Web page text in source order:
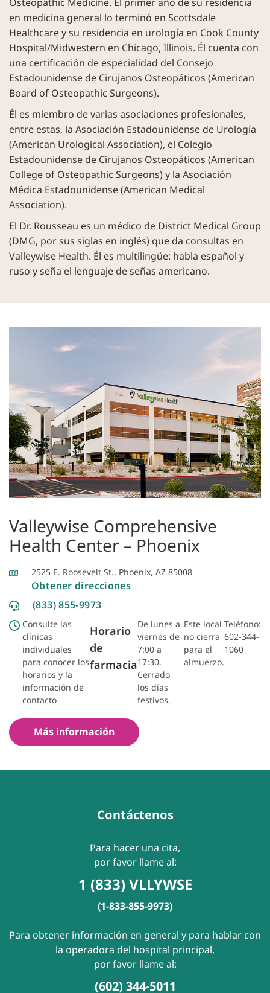
en medicina general lo terminó en Scottsdale
Healthcare y su residencia en urología en Cook County
Hospital/Midwestern en Chicago, Illinois. Él cuenta con
una certificación de especialidad del Consejo
Estadounidense de Cirujanos Osteopáticos (American
Board of Osteopathic Surgeons).
Él es miembro de varias asociaciones profesionales,
entre estas, la Asociación Estadounidense de Urología
(American Urological Association), el Colegio
Estadounidense de Cirujanos Osteopáticos (American
College of Osteopathic Surgeons) y la Asociación
Médica Estadounidense (American Medical
Association).
El Dr. Rousseau es un médico de District Medical Group
(DMG, por sus siglas en inglés) que da consultas en
Valleywise Health. Él es multilingüe: habla español y
ruso y seña el lenguaje de señas americano.
Valleywise Comprehensive
Health Center – Phoenix
2525 E. Roosevelt St., Phoenix, AZ 85008
Obtener direcciones
(833) 855-9973
Consulte las
clínicas
individuales
para conocer los
horarios y la
información de
contacto
Horario
de
farmacia
De lunes a
viernes de
7:00 a
17:30.
Cerrado
los días
festivos.
Este local
no cierra
para el
almuerzo.
Teléfono:
602-344-
1060
Más información
Contáctenos
Para hacer una cita,
por favor llame al:
1 (833) VLLYWSE
(1-833-855-9973)
Para obtener información en general y para hablar con
la operadora del hospital principal,
por favor llame al:
(602) 344-5011